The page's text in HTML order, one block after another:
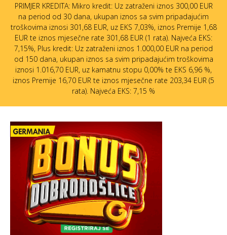
PRIMJER KREDITA: Mikro kredit: Uz zatraženi iznos 300,00 EUR
na period od 30 dana, ukupan iznos sa svim pripadajućim
troškovima iznosi 301,68 EUR, uz EKS 7,03%, iznos Premije 1,68
EUR te iznos mjesečne rate 301,68 EUR (1 rata). Najveća EKS:
7,15%, Plus kredit: Uz zatraženi iznos 1.000,00 EUR na period
od 150 dana, ukupan iznos sa svim pripadajućim troškovima
iznosi 1.016,70 EUR, uz kamatnu stopu 0,00% te EKS 6,96 %,
iznos Premije 16,70 EUR te iznos mjesečne rate 203,34 EUR (5
rata). Najveća EKS: 7,15 %